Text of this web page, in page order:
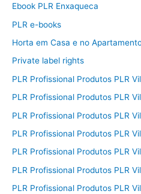
Ebook PLR Enxaqueca
PLR e-books
Horta em Casa e no
Private label rights
PLR Profissional Produtos PLR
PLR Profissional Produtos PLR
PLR Profissional Produtos PLR
PLR Profissional Produtos PLR
PLR Profissional Produtos PLR
PLR Profissional Produtos PLR
PLR Profissional Produtos PLR